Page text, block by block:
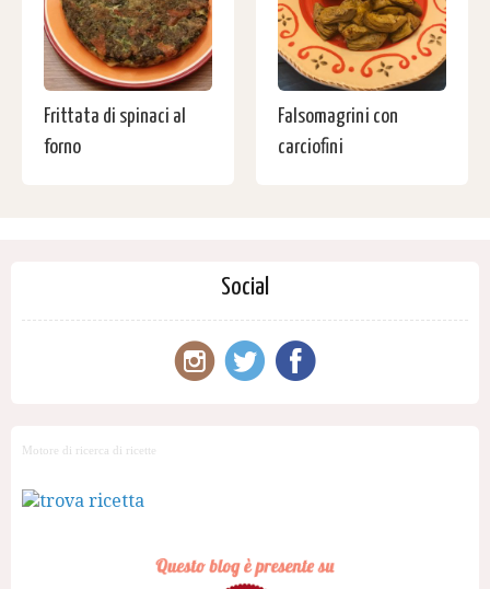
Frittata di spinaci al
forno
Falsomagrini con
carciofini
Social
Motore di ricerca di ricette